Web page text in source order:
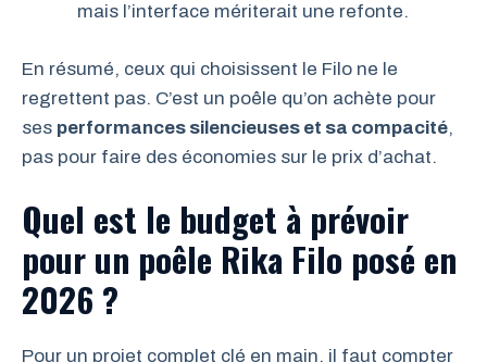
mais l’interface mériterait une refonte.
En résumé, ceux qui choisissent le Filo ne le
regrettent pas. C’est un poêle qu’on achète pour
ses performances silencieuses et sa compacité,
pas pour faire des économies sur le prix d’achat.
Quel est le budget à prévoir
pour un poêle Rika Filo posé en
2026 ?
Pour un projet complet clé en main, il faut compter